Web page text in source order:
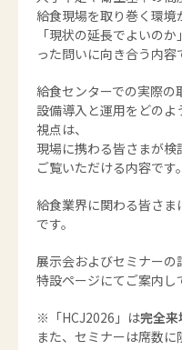
給食現場を取り巻く環境
「現状の延長でよいの
った問いに向き合う内容
給食センターでの実際の
設備導入と運用をどの
視点は、
現場に携わる皆さまが検
ご覧いただける内容です。
給食業界に関わる皆さ
です。
展示会およびセミナーの
特設ページにてご案内し
※「HCJ2026」は完全来
また、セミナーは席数